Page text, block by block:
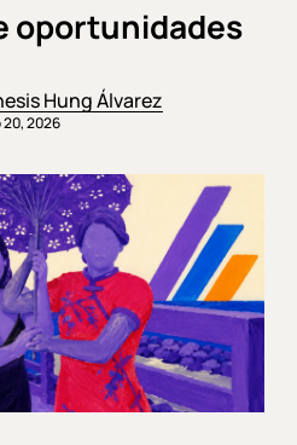
oportunidades
Hung Álvarez
20, 2026